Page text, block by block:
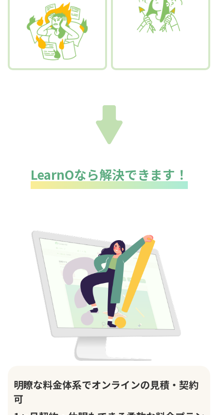
LearnOなら解決できます！
明瞭な料金体系でオンラインの見積・契約
可